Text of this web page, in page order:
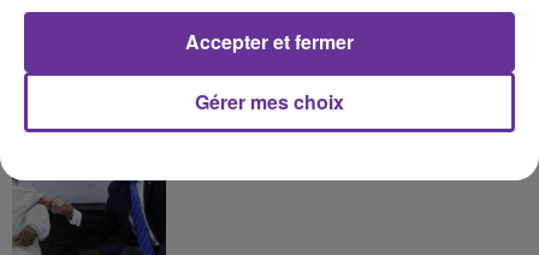
SUR LE MÊME SUJET
journal en langue arabe du soir
Gérer mes choix
Accepter et fermer